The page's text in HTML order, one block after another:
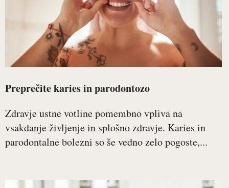
Preprečite karies in parodontozo
Zdravje ustne votline pomembno vpliva na
vsakdanje življenje in splošno zdravje. Karies in
parodontalne bolezni so še vedno zelo pogoste,...